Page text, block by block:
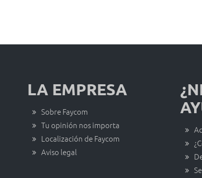
LA EMPRESA
Sobre Faycom
Tu opinión nos importa
Localización de Faycom
Aviso legal